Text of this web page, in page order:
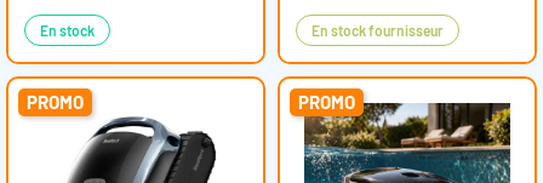
En stock En stock fournisseur
PROMO PROMO